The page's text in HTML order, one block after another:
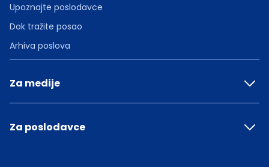
Upoznajte poslodavce
Dok tražite posao
Arhiva poslova
Za medije
Za poslodavce